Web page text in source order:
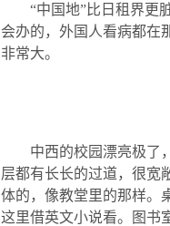
“中国地”比日租界更
会办的，外国人看病都在
非常大。
中西的校园漂亮极了
层都有长长的过道，很宽
体的，像教堂里的那样。
这里借英文小说看。图书